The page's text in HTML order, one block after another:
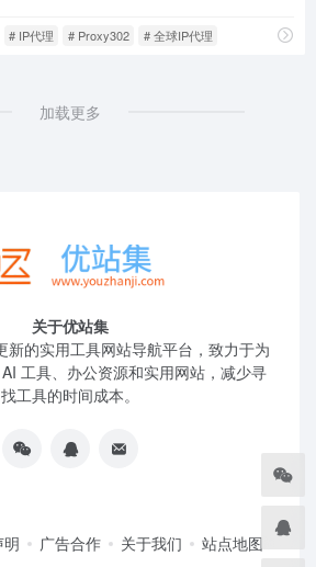
# IP代理 # Proxy302 # 全球IP代理
加载更多
关于优站集
新的实用工具网站导航平台，致力于为
工具、办公资源和实用网站，减少寻
找工具的时间成本。
广告合作 关于我们 站点地图